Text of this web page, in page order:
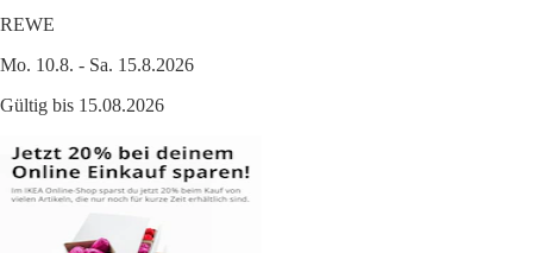
REWE
Mo. 10.8. - Sa. 15.8.2026
Gültig bis 15.08.2026